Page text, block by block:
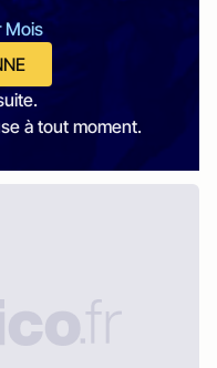
Mois
à tout moment.